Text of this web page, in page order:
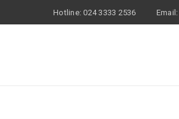
Hotline:024 3333 2536 Email: